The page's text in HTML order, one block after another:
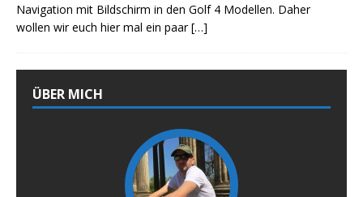
Navigation mit Bildschirm in den Golf 4 Modellen. Daher
wollen wir euch hier mal ein paar[…]
ÜBER MICH